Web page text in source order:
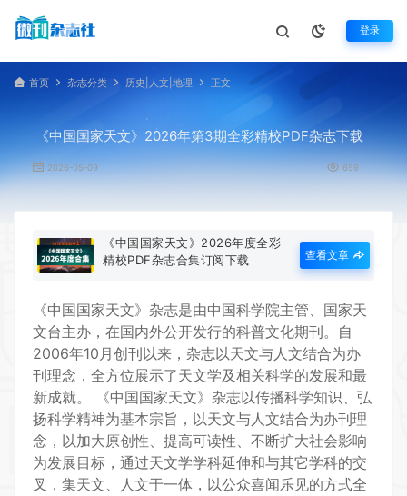
登录
首页 杂志分类 历史|人文|地理 正文
《中国国家天文》2026年第3期全彩精校PDF杂志下载
2026-05-09 659
《中国国家天文》2026年度全彩
精校PDF杂志合集订阅下载
查看文章
《中国国家天文》杂志是由中国科学院主管、国家天
文台主办，在国内外公开发行的科普文化期刊。自
2006年10月创刊以来，杂志以天文与人文结合为办
刊理念，全方位展示了天文学及相关科学的发展和最
新成就。
《中国国家天文》杂志以传播科学知识、弘
扬科学精神为基本宗旨，以天文与人文结合为办刊理
念，以加大原创性、提高可读性、不断扩大社会影响
为发展目标，通过天文学学科延伸和与其它学科的交
叉，集天文、人文于一体，以公众喜闻乐见的方式全